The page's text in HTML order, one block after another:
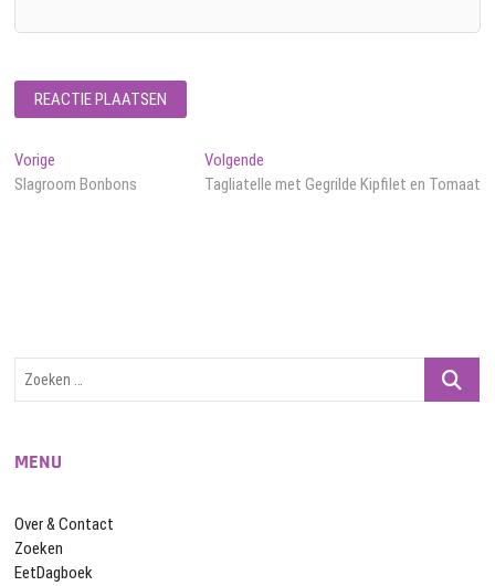
Bericht
navigatie
Vorige
bericht:
Slagroom Bonbons
VolgendeVolgend
bericht:
Tagliatelle met Gegrilde Kipfilet en Tomaat
Zoeken
MENU
Over & Contact
Zoeken
EetDagboek